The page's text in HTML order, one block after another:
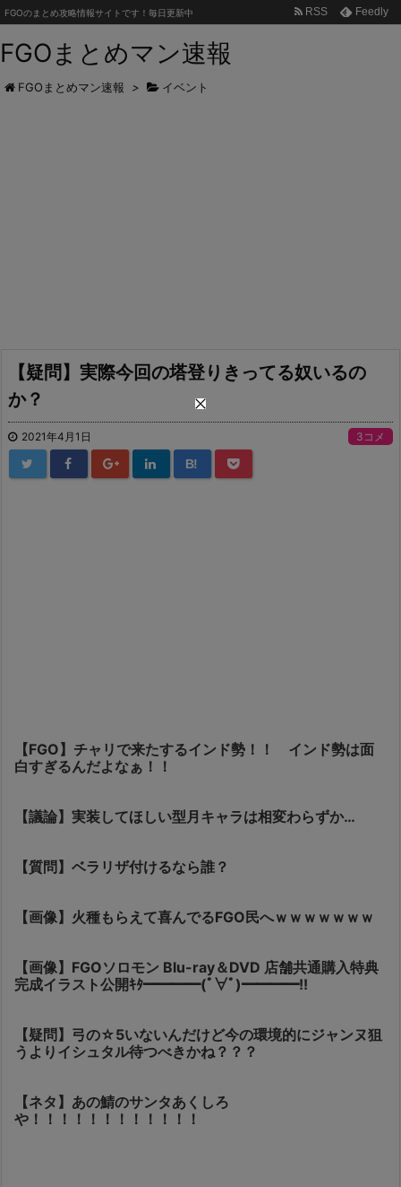
FGOまとめマン速報
FGOのまとめ攻略情報サイトです！毎日更新中 RSS Feedly
FGOまとめマン速報 > イベント
【疑問】実際今回の塔登りきってる奴いるの
か？
2021年4月1日 3コメ
B!
【FGO】チャリで来たするインド勢！！ インド勢は面
白すぎるんだよなぁ！！
【議論】実装してほしい型月キャラは相変わらずか…
【質問】ベラリザ付けるなら誰？
【画像】火種もらえて喜んでるFGO民へｗｗｗｗｗｗｗ
【画像】FGOソロモン Blu-ray＆DVD 店舗共通購入特典
完成イラスト公開ｷﾀ━━━━(ﾟ∀ﾟ)━━━━!!
【疑問】弓の☆5いないんだけど今の環境的にジャンヌ狙
うよりイシュタル待つべきかね？？？
【ネタ】あの鯖のサンタあくしろ
や！！！！！！！！！！！！